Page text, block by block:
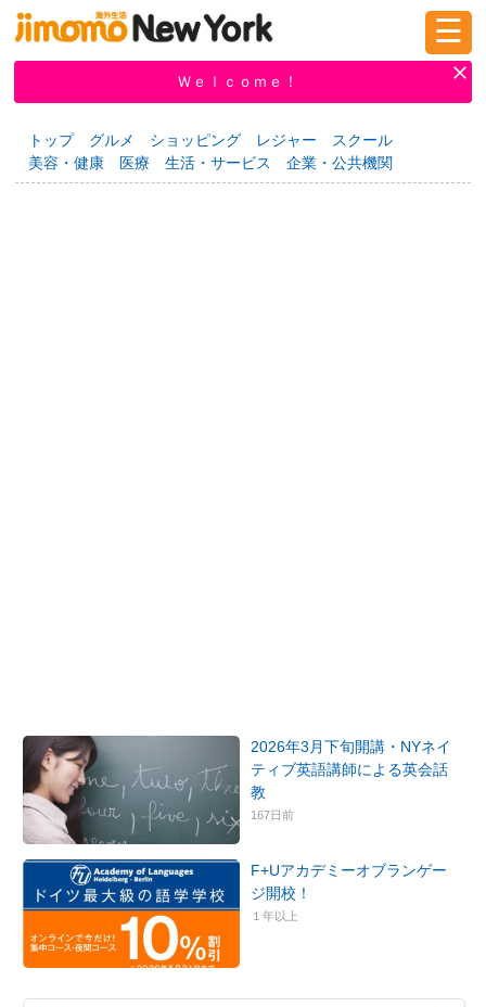
新規登録
掲示板 タウン情報 教えて！
☰
Ｗｅｌｃｏｍｅ！
トップ グルメ ショッピング レジャー
スクール
美容・健康
医療 生活・サービス 企業・公共機関
2026年3月下旬開講・NYネイ
ティブ英語講師による英会話
教
167日前
F+Uアカデミーオブランゲー
ジ開校！
１年以上